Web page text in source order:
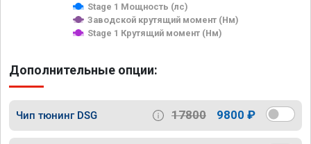
Stage 1 Мощность (лс)
Заводской крутящий момент (Нм)
Stage 1 Крутящий момент (Нм)
Дополнительные опции:
Чип тюнинг DSG 17800 9800 ₽